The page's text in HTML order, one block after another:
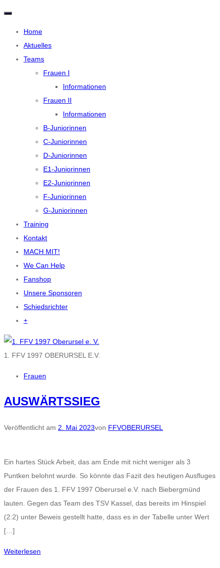
N
Home
Aktuelles
Teams
Frauen I
Informationen
Frauen II
Informationen
B-Juniorinnen
C-Juniorinnen
D-Juniorinnen
E1-Juniorinnen
E2-Juniorinnen
F-Juniorinnen
G-Juniorinnen
Training
Kontakt
MACH MIT!
We Can Help
Fanshop
Unsere Sponsoren
Schiedsrichter
+
1. FFV 1997 OBERURSEL E.V.
Frauen
AUSWÄRTSSIEG
Veröffentlicht am 2. Mai 2023von FFVOBERURSEL
Ein hartes Stück Arbeit, das am Ende mit nicht weniger als 3
Puntken belohnt wurde. So könnte das Fazit des heutigen Ausfluges
der Frauen des 1. FFV 1997 Oberursel e.V. nach Biebergmünd
lauten. Gegen das Team des TSV Kassel, das bereits im Hinspiel
(2:2) unter Beweis gestellt hatte, dass es in der Tabelle unter Wert
[…]
Weiterlesen